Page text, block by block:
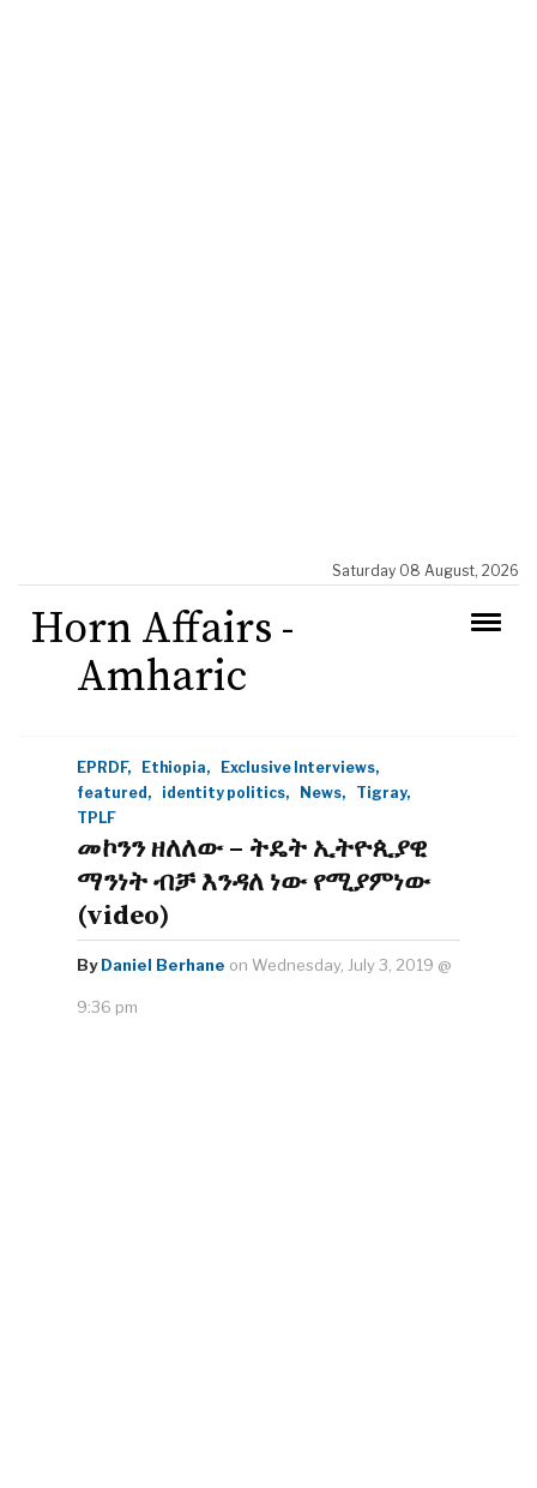
Saturday 08 August, 2026
Horn Affairs -
Amharic
EPRDF, Ethiopia,
Exclusive Interviews,
featured,
identity politics, News,
Tigray,
TPLF
መኮንን ዘለለው – ትዴት ኢትዮጲያዊ
ማንነት ብቻ እንዳለ ነው የሚያምነው
(video)
By Daniel Berhane on Wednesday, July 3, 2019 @
9:36 pm